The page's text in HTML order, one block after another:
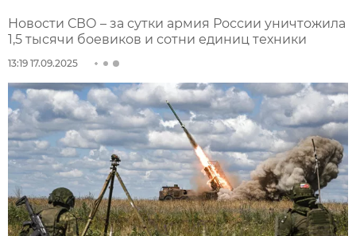
Новости СВО – за сутки армия России уничтожила
1,5 тысячи боевиков и сотни единиц техники
13:19 17.09.2025